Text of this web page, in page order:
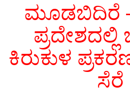
ಮೂಡಬಿದಿರೆ
ಕಿರುಕುಳ
ಸೆರೆ